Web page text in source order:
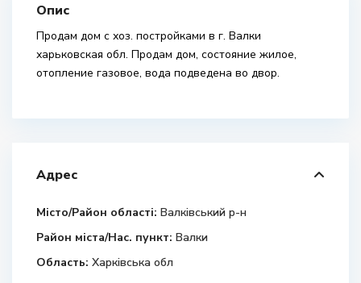
Опис
Продам дом с хоз. постройками в г. Валки
харьковская обл. Продам дом, состояние жилое,
отопление газовое, вода подведена во двор.
Адрес
Місто/Район області: Валківський р-н
Район міста/Нас. пункт: Валки
Область: Харківська обл